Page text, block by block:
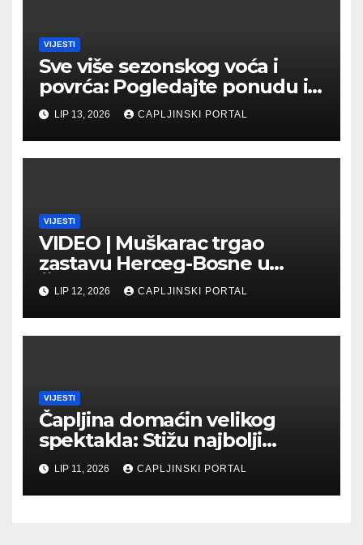
VIJESTI
Sve više sezonskog voća i
povrća: Pogledajte ponudu i
cijene na čapljinskoj
Veletržnici
LIP 13, 2026 CAPLJINSKI PORTAL
VIJESTI
VIDEO | Muškarac trgao
zastavu Herceg-Bosne u
Čapljini: Traži se hitno
uhićenje
LIP 12, 2026 CAPLJINSKI PORTAL
VIJESTI
Čapljina domaćin velikog
spektakla: Stižu najbolji
biciklisti Balkana
LIP 11, 2026 CAPLJINSKI PORTAL